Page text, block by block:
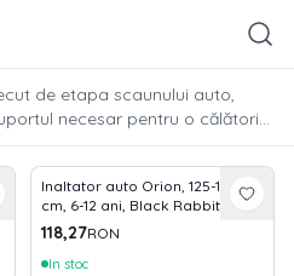
de etapa scaunului auto,
necesar pentru o călătorie
precum cele certificatei-
la înălțimea optimă pentru ca
corect peste umăr și bazin.
cu cotiere confortabile, fiind
Inaltator auto Orion, 125-150
cm, 6-12 ani, Black Rabbit
118,27RON
In stoc